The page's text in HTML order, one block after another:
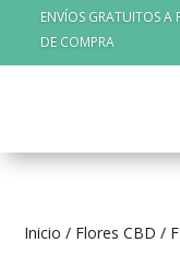
ENVÍOS GRATUITOS A
DE COMPRA
Inicio / Flores CBD /